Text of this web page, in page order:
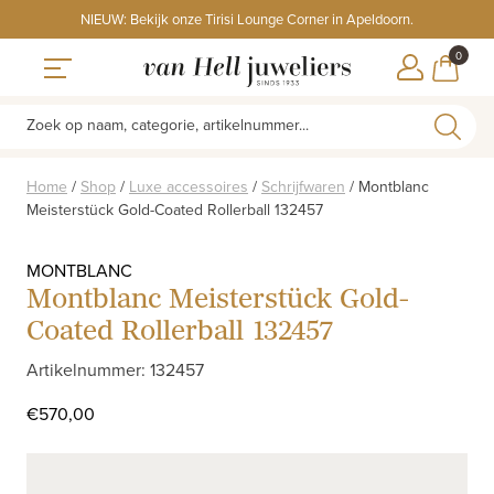
to
content
NIEUW: Bekijk onze Tirisi Lounge Corner in Apeldoorn.
0
Zoek op naam, categorie, artikelnummer...
Home / Shop / Luxe accessoires / Schrijfwaren / Montblanc
Meisterstück Gold-Coated Rollerball 132457
MONTBLANC
Montblanc Meisterstück Gold-
Coated Rollerball 132457
Artikelnummer: 132457
€570,00